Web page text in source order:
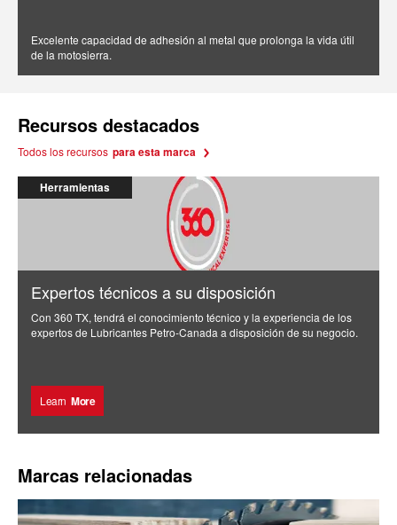
Excelente capacidad de adhesión al metal que prolonga la vida útil
de la motosierra.
Recursos destacados
Todos los recursos para esta marca
Herramientas
Expertos técnicos a su disposición
Con 360 TX, tendrá el conocimiento técnico y la experiencia de los
expertos de Lubricantes Petro-Canada a disposición de su negocio.
Learn More
Marcas relacionadas